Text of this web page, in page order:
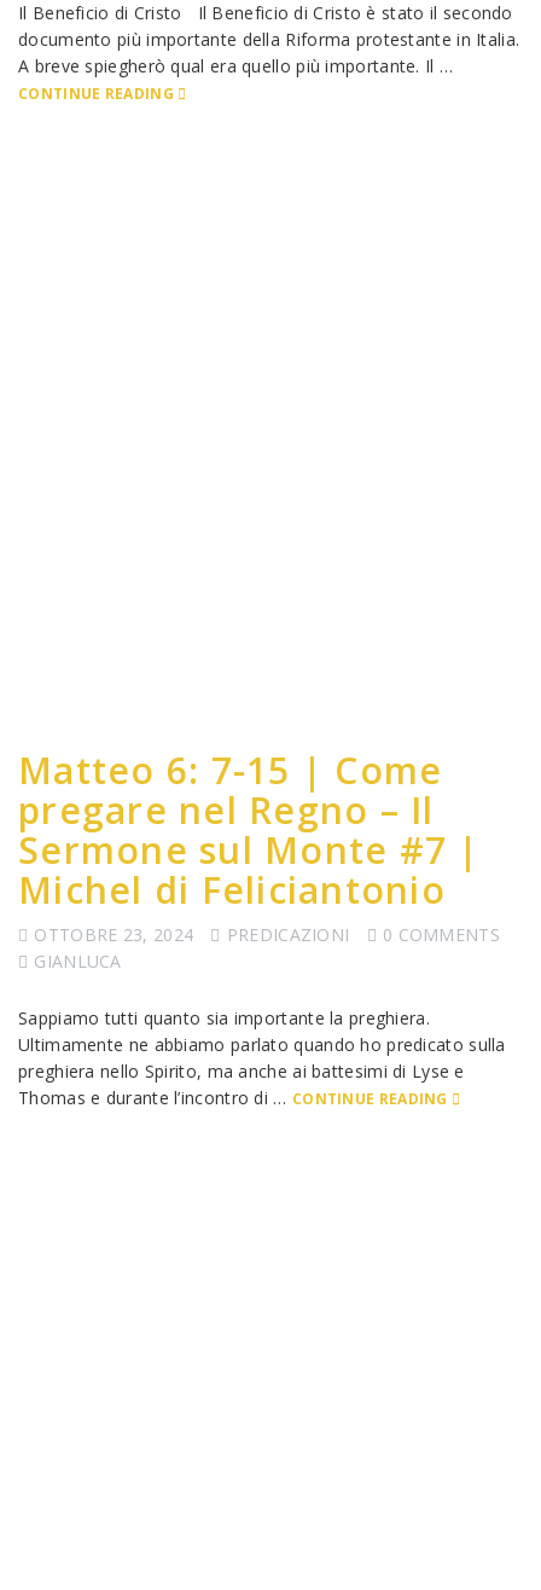
Il Beneficio di Cristo Il Beneficio di Cristo è stato il secondo
documento più importante della Riforma protestante in Italia.
A breve spiegherò qual era quello più importante. Il …
CONTINUE READING
Matteo 6: 7-15 | Come
pregare nel Regno – Il
Sermone sul Monte #7 |
Michel di Feliciantonio
OTTOBRE 23, 2024 PREDICAZIONI
0 COMMENTS
GIANLUCA
Sappiamo tutti quanto sia importante la preghiera.
Ultimamente ne abbiamo parlato quando ho predicato sulla
preghiera nello Spirito, ma anche ai battesimi di Lyse e
Thomas e durante l’incontro di … CONTINUE READING